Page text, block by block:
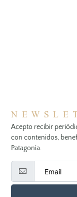
Acepto recibir
con contenidos,
Patagonia.